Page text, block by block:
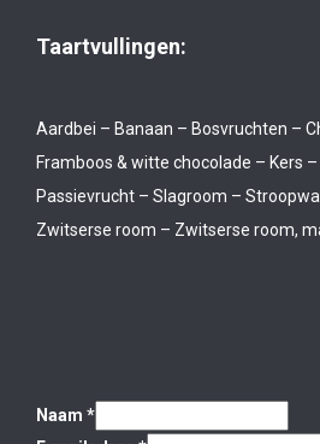
Taartvullingen:
Aardbei – Banaan – Bosvruchten –
Framboos & witte chocolade – Kers
Passievrucht – Slagroom –
Zwitserse room – Zwitserse room,
Naam *